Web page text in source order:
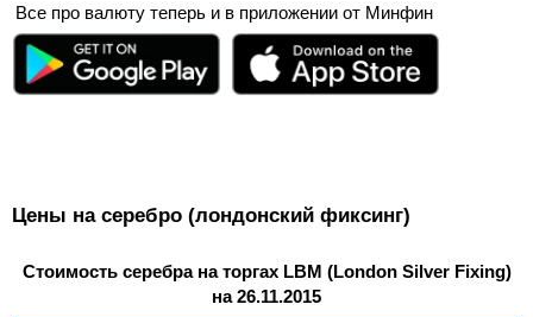
Все про валюту теперь и в приложении от Минфин
Цены на серебро (лондонский фиксинг)
Стоимость серебра на торгах LBM (London Silver Fixing)
на 26.11.2015